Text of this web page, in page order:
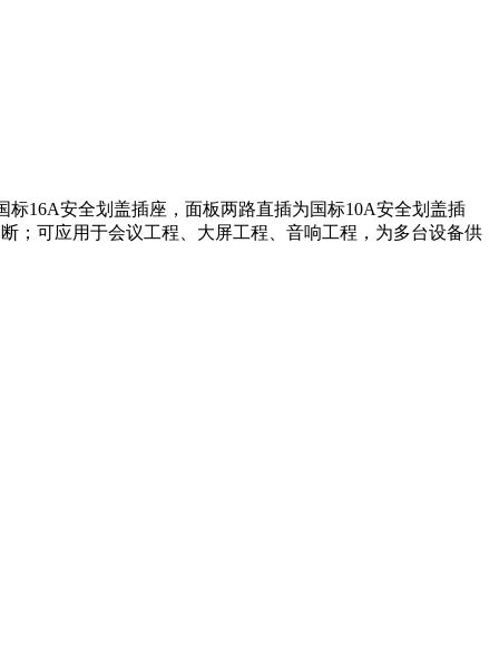
标16A安全划盖插座，面板两路直插为国标10A安全划盖插
； 可应用于会议工程、 大屏工程、音响工程，为多台设备供